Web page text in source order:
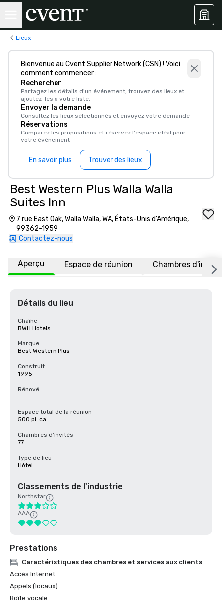
Lieux
Bienvenue au Cvent Supplier Network (CSN) ! Voici
comment commencer :
Rechercher
Partagez les détails d'un événement, trouvez des lieux et
ajoutez-les à votre liste.
Envoyer la demande
Consultez les lieux sélectionnés et envoyez votre demande
Réservations
Comparez les propositions et réservez l'espace idéal pour
votre événement
En savoir plus Trouver des lieux
Best Western Plus Walla Walla
Suites Inn
7 rue East Oak, Walla Walla, WA, États-Unis d'Amérique,
99362-1959
Contactez-nous
Aperçu Espace de réunion Chambres
Détails du lieu
Chaîne
BWH Hotels
Marque
Best Western Plus
Construit
1995
Rénové
-
Espace total de la réunion
500 pi. ca.
Chambres d'invités
77
Type de lieu
Hôtel
Classements de l'industrie
Northstar
AAA
Prestations
Caractéristiques des chambres et services aux clients
Accès Internet
Appels (locaux)
Boîte vocale